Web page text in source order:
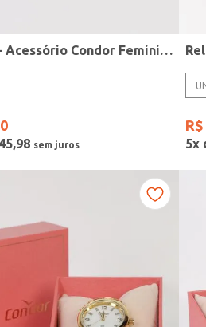
Relógio + Acessório Condor Feminino PRATA
45,98
R$
5x